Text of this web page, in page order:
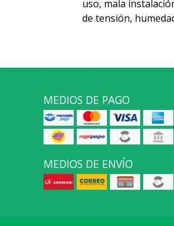
uso, mala
de tensión,
MEDIOS DE PAGO
MEDIOS DE ENVÍO